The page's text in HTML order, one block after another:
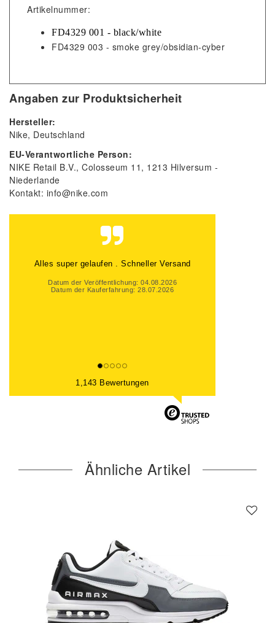
Artikelnummer:
FD4329 001 - black/white
FD4329 003 - smoke grey/obsidian-cyber
Angaben zur Produktsicherheit
Hersteller:
Nike Deutschland
EU-Verantwortliche Person:
NIKE Retail B.V. Colosseum 11 1213 Hilversum
Niederlande
Kontakt: info@nike.com
Alles Top gelaufen
Datum der Veröffentlichung: 01.08.2026
Datum der Kauferfahrung: 25.07.2026
1,143 Bewertungen
Ähnliche Artikel